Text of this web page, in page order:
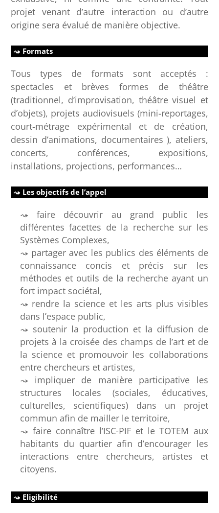
projet venant d’autre interaction ou d’autre
origine sera évalué de manière objective.
Formats
Tous types de formats sont acceptés :
spectacles et brèves formes de théâtre
(traditionnel, d’improvisation, théâtre visuel et
d’objets), projets audiovisuels (mini-reportages,
court-métrage expérimental et de création,
dessin d’animations, documentaires ), ateliers,
concerts, conférences, expositions,
installations, projections, performances…
Les objectifs de l’appel
faire découvrir au grand public les
différentes facettes de la recherche sur les
Systèmes Complexes,
partager avec les publics des éléments de
connaissance concis et précis sur les
méthodes et outils de la recherche ayant un
fort impact sociétal,
rendre la science et les arts plus visibles
dans l’espace public,
soutenir la production et la diffusion de
projets à la croisée des champs de l’art et de
la science et promouvoir les collaborations
entre chercheurs et artistes,
impliquer de manière participative les
structures locales (sociales, éducatives,
culturelles, scientifiques) dans un projet
commun afin de mailler le territoire,
faire connaître l’ISC-PIF et le TOTEM aux
habitants du quartier afin d’encourager les
interactions entre chercheurs, artistes et
citoyens.
Eligibilité